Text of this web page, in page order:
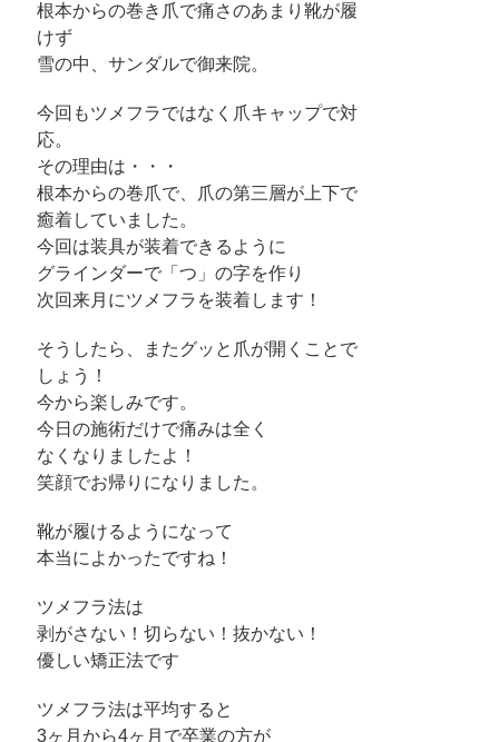
根本からの巻き爪で痛さのあまり靴が履
けず
雪の中、サンダルで御来院。
今回もツメフラではなく爪キャップで対
応。
その理由は・・・
根本からの巻爪で、爪の第三層が上下で
癒着していました。
今回は装具が装着できるように
グラインダーで「つ」の字を作り
次回来月にツメフラを装着します！
そうしたら、またグッと爪が開くことで
しょう！
今から楽しみです。
今日の施術だけで痛みは全く
なくなりましたよ！
笑顔でお帰りになりました。
靴が履けるようになって
本当によかったですね！
ツメフラ法は
剥がさない！切らない！抜かない！
優しい矯正法です
ツメフラ法は平均すると
3ヶ月から4ヶ月で卒業の方が